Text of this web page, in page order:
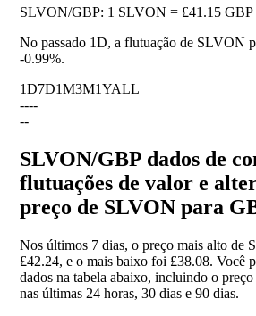
SLVON/GBP: 1 SLVON = £41.15 GBP
No passado 1D, a flutuação de SLVON
-0.99%.
1D7D1M3M1YALL
----
--
SLVON/GBP dados de
flutuações de valor e
preço de SLVON para
Nos últimos 7 dias, o preço mais alto de
£42.24, e o mais baixo foi £38.08. Você
dados na tabela abaixo, incluindo o
nas últimas 24 horas, 30 dias e 90 dias.